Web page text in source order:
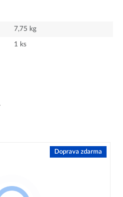
7,75 kg
1 ks
Doprava zdarma